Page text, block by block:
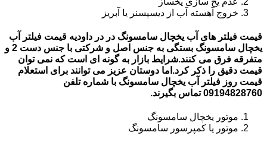
خروج آهسته آب از دیسپسنر یا آبریز
قیمت فیلتر های آب یخچال سامسونگ در در داودیه قیمت فیلتر آب
یخچال سامسونگ بستگی به جنس اصل و شرکتی با جنس دست 2 و
متفرقه فرق می کنند.شرایط بازار به گونه ای است که نمی توان
قیمت دقیق را ذکر کرد.اما دوستان عزیز می توانند برای استعلام
قیمت روز فیلتر آب یخچال سامسونگ با شماره تلفن
09194828760 تماس بگیرند.
موتور یخچال سامسونگ
موتور یا کمپرسور سامسونگ